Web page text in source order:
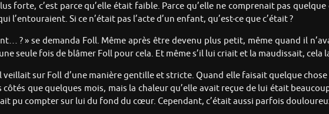
forte, c’est parce qu’elle était faible. Parce qu’elle ne comprenait pas
l’entouraient. Si ce n’était pas l’acte d’un enfant, qu’est-ce que c’était ?
? » se demanda Foll. Même après être devenu plus petit, même quand il
seule fois de blâmer Foll pour cela. Et même s’il lui criait et la maudissait,
veillait sur Foll d’une manière gentille et stricte. Quand elle faisait quelque
côtés que quelques mois, mais la chaleur qu’elle avait reçue de lui était
pu compter sur lui du fond du cœur. Cependant, c’était aussi parfois